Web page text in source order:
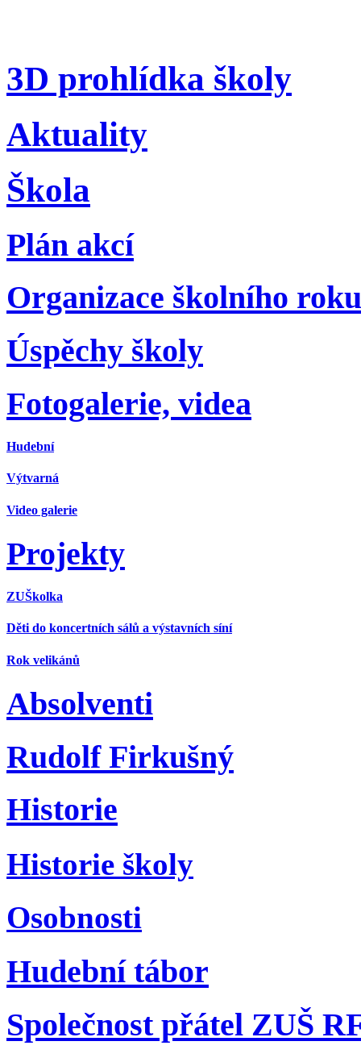
3D prohlídka školy
Aktuality
Škola
Plán akcí
Organizace školního roku
Úspěchy školy
Fotogalerie, videa
Hudební
Výtvarná
Video galerie
Projekty
ZUŠkolka
Děti do koncertních sálů a výstavních síní
Rok velikánů
Absolventi
Rudolf Firkušný
Historie
Historie školy
Osobnosti
Hudební tábor
Společnost přátel ZUŠ